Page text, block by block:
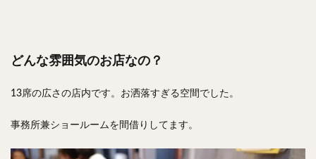
どんな雰囲気のお店なの？
13席の広さの店内です。お洒落すぎる空間でした。
事務所兼ショールームを間借りしてます。